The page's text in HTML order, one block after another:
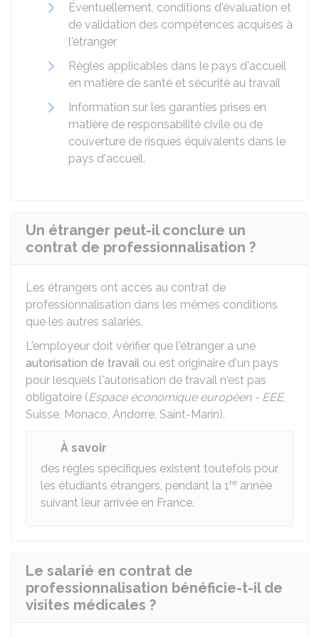
Éventuellement, conditions d'évaluation et
de validation des compétences acquises à
l'étranger
Règles applicables dans le pays d'accueil
en matière de santé et sécurité au travail
Information sur les garanties prises en
matière de responsabilité civile ou de
couverture de risques équivalents dans le
pays d'accueil.
Un étranger peut-il conclure un
contrat de professionnalisation ?
Les étrangers ont accès au contrat de
professionnalisation dans les mêmes conditions
que les autres salariés.
L'employeur doit vérifier que l'étranger a une
autorisation de travail ou est originaire d'un pays
pour lesquels l'autorisation de travail n'est pas
obligatoire (Espace économique européen - EEE,
Suisse, Monaco, Andorre, Saint-Marin).
À savoir
des règles spécifiques existent toutefois pour
les étudiants étrangers, pendant la 1re année
suivant leur arrivée en France.
Le salarié en contrat de
professionnalisation bénéficie-t-il de
visites médicales ?